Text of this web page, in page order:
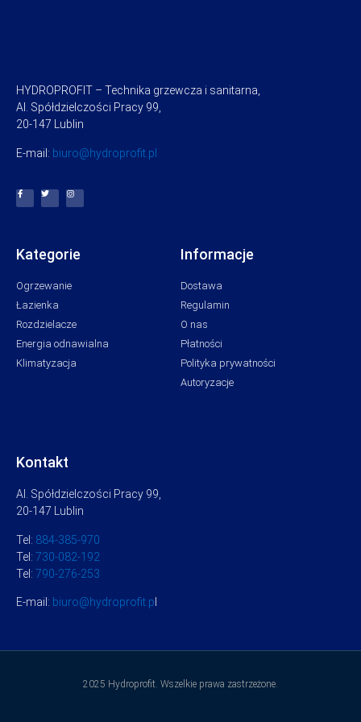
HYDROPROFIT – Technika grzewcza i sanitarna,
Al. Spółdzielczości Pracy 99,
20-147 Lublin
E-mail: biuro@hydroprofit.pl
Kategorie
Ogrzewanie
Łazienka
Rozdzielacze
Energia odnawialna
Klimatyzacja
Informacje
Dostawa
Regulamin
O nas
Płatności
Polityka prywatności
Autoryzacje
Kontakt
Al. Spółdzielczości Pracy 99,
20-147 Lublin
Tel: 884-385-970
Tel: 730-082-192
Tel: 790-276-253
E-mail: biuro@hydroprofit.p
2025 Hydroprofit. Wszelkie prawa zastrzeżone.